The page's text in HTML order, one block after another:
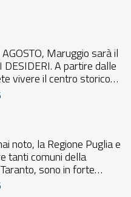
Maruggio sarà il
DESIDERI. A partire dalle
vivere il centro storico
noto, la Regione Puglia e
tanti comuni della
sono in forte